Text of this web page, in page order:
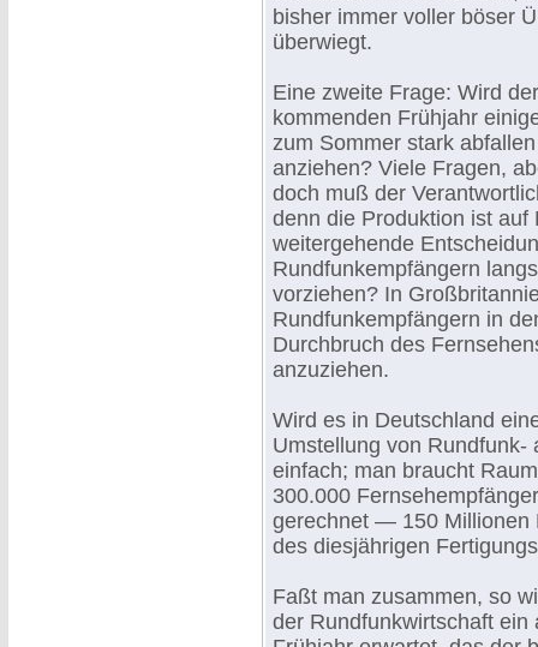
bisher immer voller böser
überwiegt.
Eine zweite Frage: Wird
kommenden Frühjahr
zum Sommer stark
anziehen? Viele Fragen,
doch muß der
denn die Produktion ist
weitergehende
Rundfunkempfängern
vorziehen? In
Rundfunkempfängern in
Durchbruch des
anzuziehen.
Wird es in Deutschland
Umstellung von Rundfunk-
einfach; man braucht
300.000
gerechnet — 150 Millionen
des diesjährigen
Faßt man zusammen, so
der Rundfunkwirtschaft